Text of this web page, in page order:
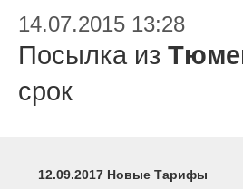
14.07.2015 13:28
Посылка из
срок
12.09.2017 Новые Тарифы